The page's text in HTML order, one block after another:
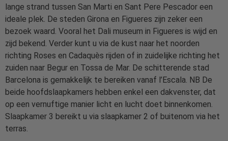
lange strand tussen San Marti en Sant Pere Pescador een
ideale plek. De steden Girona en Figueres zijn zeker een
bezoek waard. Vooral het Dali museum in Figueres is wijd en
zijd bekend. Verder kunt u via de kust naar het noorden
richting Roses en Cadaquès rijden of in zuidelijke richting het
zuiden naar Begur en Tossa de Mar. De schitterende stad
Barcelona is gemakkelijk te bereiken vanaf l’Escala. NB De
beide hoofdslaapkamers hebben enkel een dakvenster, dat
op een vernuftige manier licht en lucht doet binnenkomen.
Slaapkamer 3 bereikt u via slaapkamer 2 of buitenom via het
terras.